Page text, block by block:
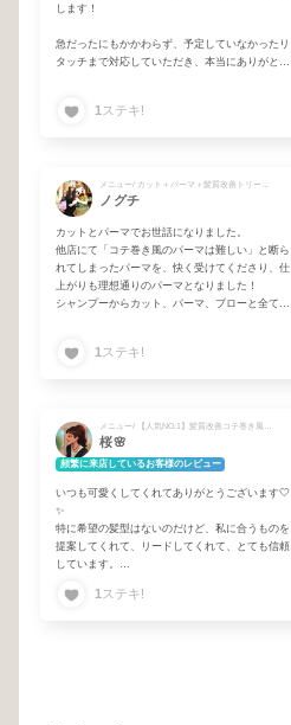
します！
急だったにもかかわらず、予定していなかったリ
タッチまで対応していただき、本当にありがとう
それでも快く対応してくださり、今回も完璧に仕
とたくさん褒めてもらえて、とても嬉しかったで
す♪
お馬さんに乗るお話も聞かせていただいたので、
ぜひ乗れたら感想を聞かせてください！
次回も楽しみに伺います！ありがとうございまし
た♪
1 ステキ!
ノグチ
カットとパーマでお世話になりました。
他店にて「コテ巻き風のパーマは難しい」と断ら
れてしまったパーマを、快く受けてくださり、仕
上がりも理想通りのパーマとなりました！
シャンプーからカット、パーマ、ブローと全て丁
丁寧にお教えいただき助かりました。
ありがとうございました！
今後ともよろしくお願い致します。
1 ステキ!
桜🌸
頻繁に来店しているお客様のレビュー
いつも可愛くしてくれてありがとうございます🤍
✨
特に希望の髪型はないのだけど、私に合うものを
提案してくれて、リードしてくれて、とても信頼
しています。
1 ステキ!